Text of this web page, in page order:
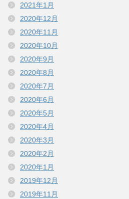
2021年1月
2020年12月
2020年11月
2020年10月
2020年9月
2020年8月
2020年7月
2020年6月
2020年5月
2020年4月
2020年3月
2020年2月
2020年1月
2019年12月
2019年11月